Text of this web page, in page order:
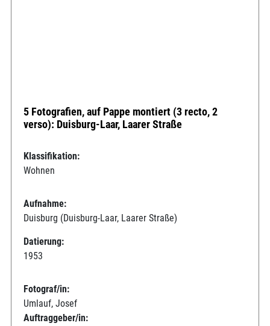
5 Fotografien, auf Pappe montiert (3 recto, 2
verso): Duisburg-Laar, Laarer Straße
Klassifikation:
Wohnen
Aufnahme:
Duisburg (Duisburg-Laar, Laarer Straße)
Datierung:
1953
Fotograf/in:
Umlauf, Josef
Auftraggeber/in: